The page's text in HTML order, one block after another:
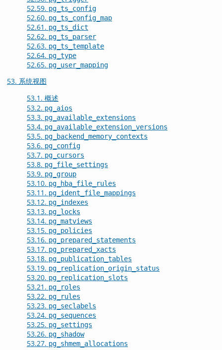
52.59. pg_ts_config
52.60. pg_ts_config_map
52.61. pg_ts_dict
52.62. pg_ts_parser
52.63. pg_ts_template
52.64. pg_type
52.65. pg_user_mapping
53. 系统视图
53.1. 概述
53.2. pg_aios
53.3. pg_available_extensions
53.4. pg_available_extension_versions
53.5. pg_backend_memory_contexts
53.6. pg_config
53.7. pg_cursors
53.8. pg_file_settings
53.9. pg_group
53.10. pg_hba_file_rules
53.11. pg_ident_file_mappings
53.12. pg_indexes
53.13. pg_locks
53.14. pg_matviews
53.15. pg_policies
53.16. pg_prepared_statements
53.17. pg_prepared_xacts
53.18. pg_publication_tables
53.19. pg_replication_origin_status
53.20. pg_replication_slots
53.21. pg_roles
53.22. pg_rules
53.23. pg_seclabels
53.24. pg_sequences
53.25. pg_settings
53.26. pg_shadow
53.27. pg_shmem_allocations